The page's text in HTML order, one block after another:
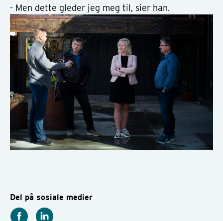
- Men dette gleder jeg meg til, sier han.
Del på sosiale medier